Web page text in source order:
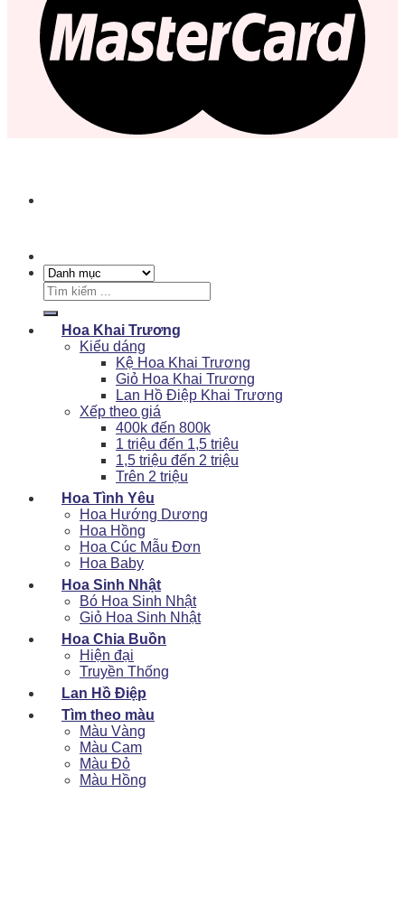
Tìm
kiếm:
Hoa Khai Trương
Kiểu dáng
Kệ Hoa Khai Trương
Giỏ Hoa Khai Trương
Lan Hồ Điệp Khai Trương
Xếp theo giá
400k đến 800k
1 triệu đến 1,5 triệu
1,5 triệu đến 2 triệu
Trên 2 triệu
Hoa Tình Yêu
Hoa Hướng Dương
Hoa Hồng
Hoa Cúc Mẫu Đơn
Hoa Baby
Hoa Sinh Nhật
Bó Hoa Sinh Nhật
Giỏ Hoa Sinh Nhật
Hoa Chia Buồn
Hiện đại
Truyền Thống
Lan Hồ Điệp
Tìm theo màu
Màu Vàng
Màu Cam
Màu Đỏ
Màu Hồng